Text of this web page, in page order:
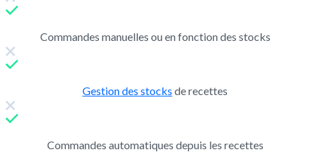
Commandes manuelles ou en fonction des stocks
Gestion des stocks de recettes
Commandes automatiques depuis les recettes